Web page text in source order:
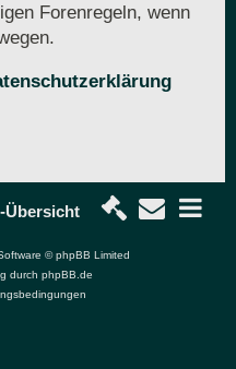
Forenregeln, wenn
Übersicht
© phpBB Limited
durch phpBB.de